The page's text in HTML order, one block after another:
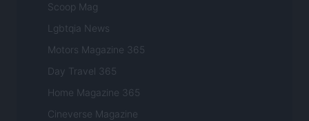
Scoop Mag
Lgbtqia News
Motors Magazine 365
Day Travel 365
Home Magazine 365
Cineverse Magazine